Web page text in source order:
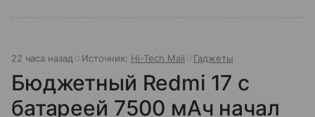
22 часа назад Источник: Hi-Tech Mail Гаджеты
Бюджетный Redmi 17 с
батареей 7500 мАч начал